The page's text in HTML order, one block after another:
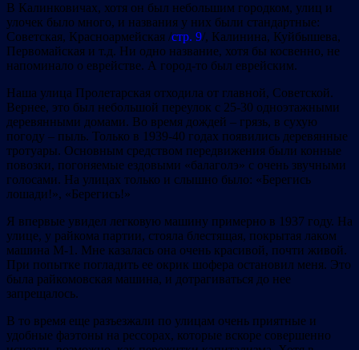
В Калинковичах, хотя он был небольшим городком, улиц и
улочек было много, и названия у них были стандартные:
Советская, Красноармейская /стр. 9/, Калинина, Куйбышева,
Первомайская и т.д. Ни одно название, хотя бы косвенно, не
напоминало о еврействе. А город-то был еврейским.
Наша улица Пролетарская отходила от главной, Советской.
Вернее, это был небольшой переулок с 25-30 одноэтажными
деревянными домами. Во время дождей – грязь, в сухую
погоду – пыль. Только в 1939-40 годах появились деревянные
тротуары. Основным средством передвижения были конные
повозки, погоняемые ездовыми «балаголэ» с очень звучными
голосами. На улицах только и слышно было: «Берегись
лошади!», «Берегись!»
Я впервые увидел легковую машину примерно в 1937 году. На
улице, у райкома партии, стояла блестящая, покрытая лаком
машина М-1. Мне казалась она очень красивой, почти живой.
При попытке погладить ее окрик шофера остановил меня. Это
была райкомовская машина, и дотрагиваться до нее
запрещалось.
В то время еще разъезжали по улицам очень приятные и
удобные фаэтоны на рессорах, которые вскоре совершенно